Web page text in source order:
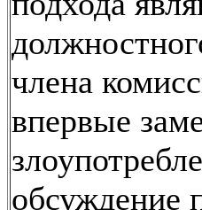
члена
впервые
обсуждение